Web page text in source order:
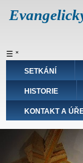
Hlavní
navigace
☰ ˟
SETKÁNÍ
HISTORIE
KONTAKT A